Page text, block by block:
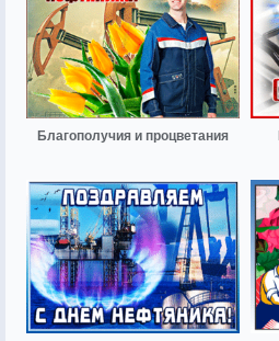
Благополучия и процветания